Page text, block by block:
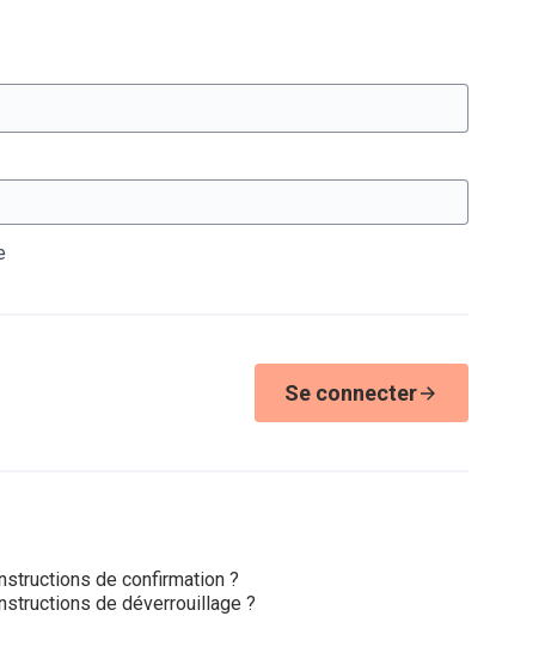
Se connecter
de confirmation ?
de déverrouillage ?